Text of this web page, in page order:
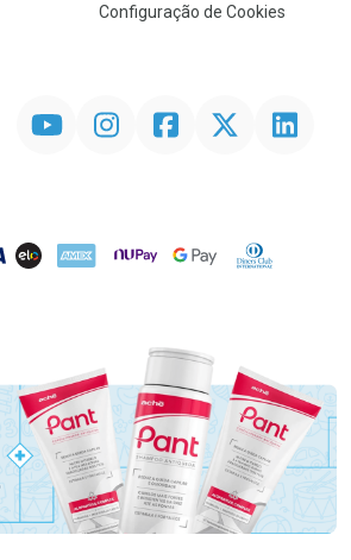
Configuração de Cookies
InstagramFacebookTwitter Linkedin
ELO AMEX NuPay Google PayDiners Club
Destaque